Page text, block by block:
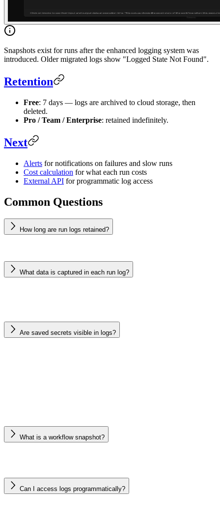
Snapshots exist for runs after the enhanced logging system was
introduced. Older migrated logs show "Logged State Not Found".
Retention
Free: 7 days — logs are archived to cloud storage, then
deleted.
Pro / Team / Enterprise: retained indefinitely.
Next
Alerts for notifications on failures and slow runs
Cost calculation for what each run costs
External API for programmatic log access
Common Questions
How long are run logs retained?
What data is captured in each run log?
Are saved secrets visible in logs?
What is a workflow snapshot?
Can I access logs programmatically?